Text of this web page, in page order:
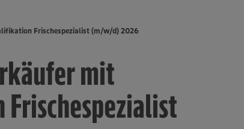
Direkteinstieg
Noch Fragen?
Überblick
EDEKA Fruchtkontor
EDEKA Foodservice
EDEKA-
Frischespezialist (m/w/d) 2026
mit